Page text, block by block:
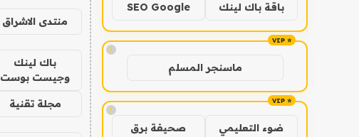
باقة باك لينك SEO Google
!
ماسنجر المسلم
!
ضوء التعليمي صحيفة برق
منتدى الاشراق
باك لينك
وجيست بوست
مجلة تقنية